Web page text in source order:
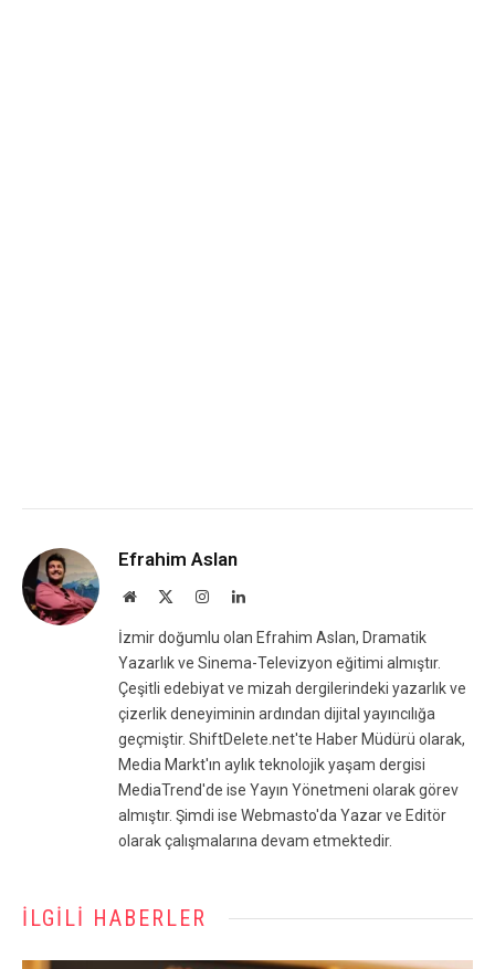
Efrahim Aslan
Website InstagramLinkedIn
İzmir doğumlu olan Efrahim Aslan, Dramatik
Yazarlık ve Sinema-Televizyon eğitimi almıştır.
Çeşitli edebiyat ve mizah dergilerindeki yazarlık ve
çizerlik deneyiminin ardından dijital yayıncılığa
geçmiştir. ShiftDelete.net'te Haber Müdürü olarak,
Media Markt'ın aylık teknolojik yaşam dergisi
MediaTrend'de ise Yayın Yönetmeni olarak görev
almıştır. Şimdi ise Webmasto'da Yazar ve Editör
olarak çalışmalarına devam etmektedir.
İLGILI HABERLER